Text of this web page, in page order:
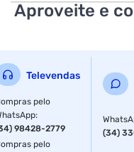
Aproveite e
Televendas
pelo
:
98428-2779
pelo
(34)